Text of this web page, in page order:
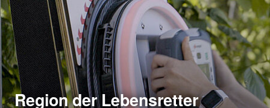
Region der Lebensretter